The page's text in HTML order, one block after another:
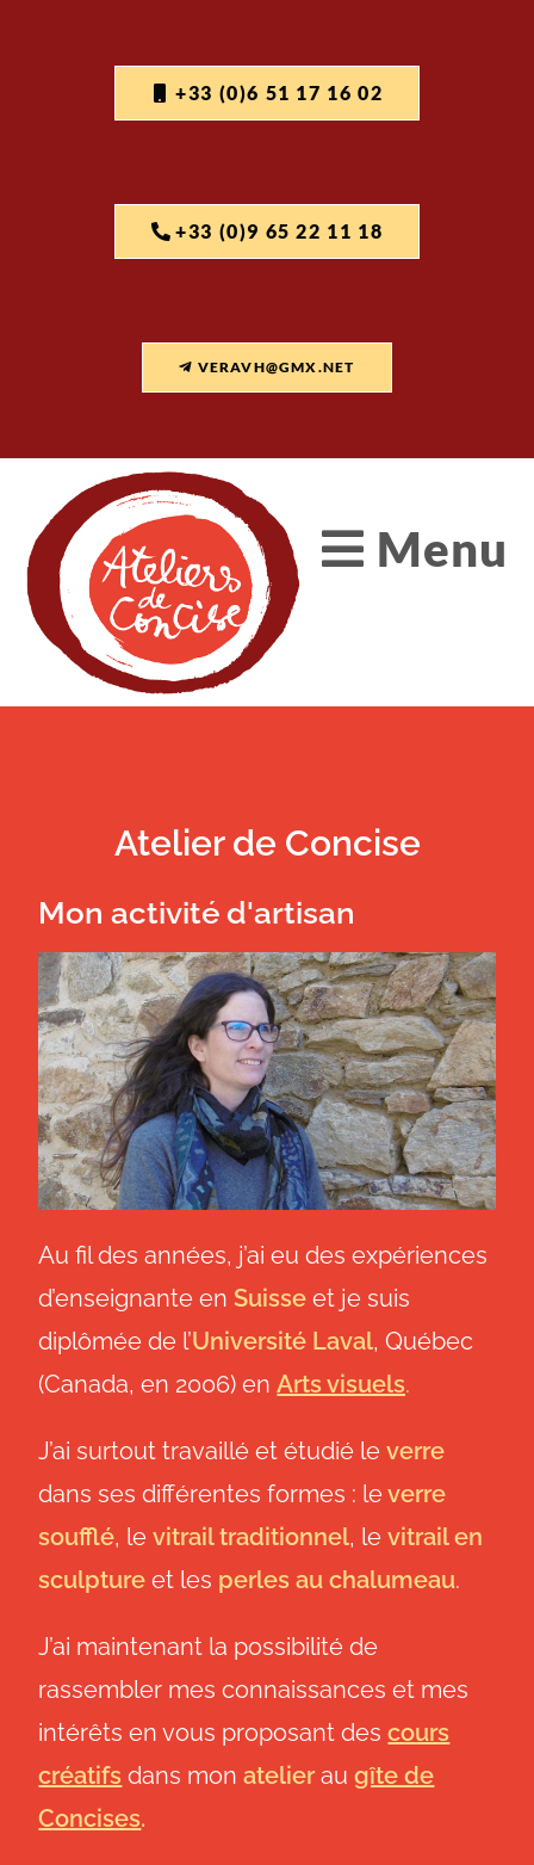
+33 (0)6 51 17 16 02
+33 (0)9 65 22 11 18
VERAVH@GMX.NET
Menu
Atelier de Concise
Mon activité d'artisan
Au fil des années, j’ai eu des expériences
d’enseignante enSuisseet je suis
diplômée de l’Université Laval, Québec
(Canada, en 2006) enArts visuels.
J’ai surtout travaillé et étudié leverre
dans ses différentes formes : leverre
soufflé, levitrail traditionnel, levitrail en
sculpture et les perles au chalumeau.
J’ai maintenant la possibilité de
rassembler mes connaissances et mes
intérêts en vous proposant descours
créatifs dans monatelieraugîte de
Concises.